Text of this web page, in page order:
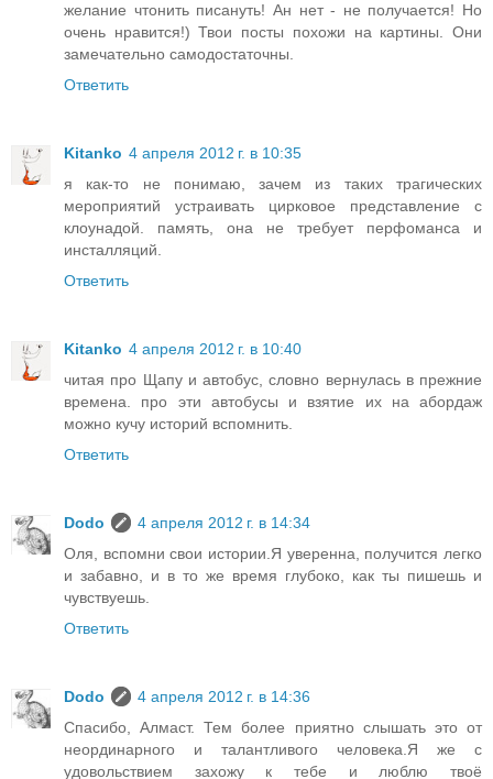
желание чтонить писануть! Ан нет - не получается! Но
очень нравится!) Твои посты похожи на картины. Они
замечательно самодостаточны.
Ответить
Kitanko 4 апреля 2012 г. в 10:35
я как-то не понимаю, зачем из таких трагических
мероприятий устраивать цирковое представление с
клоунадой. память, она не требует перфоманса и
инсталляций.
Ответить
Kitanko 4 апреля 2012 г. в 10:40
читая про Щапу и автобус, словно вернулась в прежние
времена. про эти автобусы и взятие их на абордаж
можно кучу историй вспомнить.
Ответить
Dodo
4 апреля 2012 г. в 14:34
Оля, вспомни свои истории.Я уверенна, получится легко
и забавно, и в то же время глубоко, как ты пишешь и
чувствуешь.
Ответить
Dodo
4 апреля 2012 г. в 14:36
Спасибо, Алмаст. Тем более приятно слышать это от
неординарного и талантливого человека.Я же с
удовольствием захожу к тебе и люблю твоё